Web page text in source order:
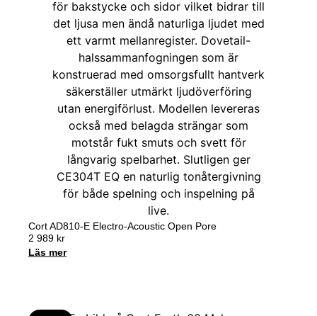
Cort AD810-E Electro-Acoustic Open Pore
2 989 kr
Läs mer